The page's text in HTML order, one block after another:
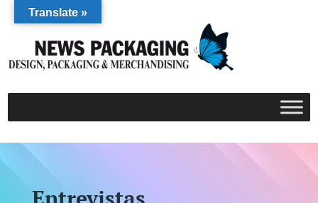
Translate »